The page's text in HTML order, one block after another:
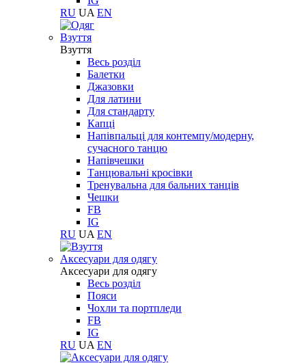
RU UA EN
Взуття
Взуття
Весь розділ
Балетки
Джазовки
Для латини
Для стандарту
Капці
Напівпальці для контемпу/модерну,
сучасного танцю
Напівчешки
Танцювальні кросівки
Тренувальна для бальних танців
Чешки
FB
IG
RU UA EN
Aксесуари для одягу
Aксесуари для одягу
Весь розділ
Пояси
Чохли та портпледи
FB
IG
RU UA EN